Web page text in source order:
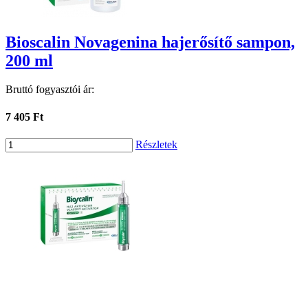
Bioscalin Novagenina hajerősítő sampon,
200 ml
Bruttó fogyasztói ár:
7 405 Ft
Részletek